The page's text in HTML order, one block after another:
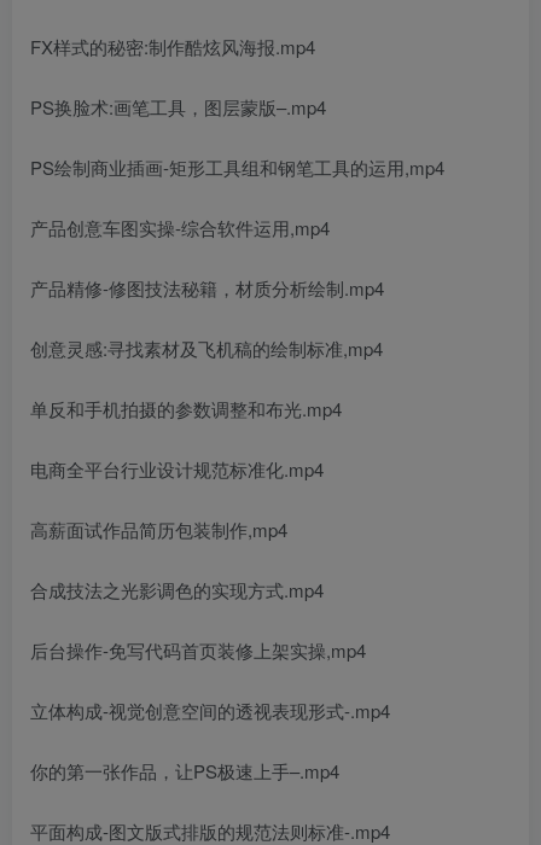
FX样式的秘密:制作酷炫风海报.mp4
PS换脸术:画笔工具，图层蒙版–.mp4
PS绘制商业插画-矩形工具组和钢笔工具的运用,mp4
产品创意车图实操-综合软件运用,mp4
产品精修-修图技法秘籍，材质分析绘制.mp4
创意灵感:寻找素材及飞机稿的绘制标准,mp4
单反和手机拍摄的参数调整和布光.mp4
电商全平台行业设计规范标准化.mp4
高薪面试作品简历包装制作,mp4
合成技法之光影调色的实现方式.mp4
后台操作-免写代码首页装修上架实操,mp4
立体构成-视觉创意空间的透视表现形式-.mp4
你的第一张作品，让PS极速上手–.mp4
平面构成-图文版式排版的规范法则标准-.mp4